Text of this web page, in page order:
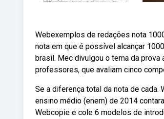
Webexemplos de redações nota
nota em que é possível alcançar
brasil. Mec divulgou o tema da
professores, que avaliam cinco
Se a diferença total da nota de cada.
ensino médio (enem) de 2014
Webcopie e cole 6 modelos de